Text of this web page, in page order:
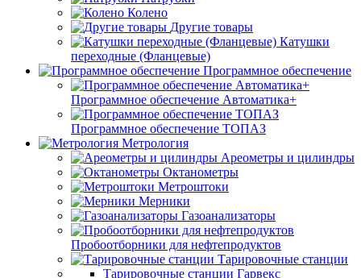
Колено
Другие товары
Катушки
переходные (Фланцевые)
Программное обеспечение
Программное обеспечение Автоматика+
Программное обеспечение ТОПАЗ
Метрология
Ареометры и цилиндры
Октанометры
Метроштоки
Мерники
Газоанализаторы
Пробоотборники для нефтепродуктов
Тарировочные станции
Тарировочные станции Гарвекс